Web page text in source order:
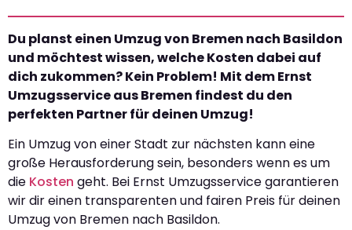
Du planst einen Umzug von Bremen nach Basildon
und möchtest wissen, welche Kosten dabei auf
dich zukommen? Kein Problem! Mit dem Ernst
Umzugsservice aus Bremen findest du den
perfekten Partner für deinen Umzug!
Ein Umzug von einer Stadt zur nächsten kann eine
große Herausforderung sein, besonders wenn es um
die Kosten geht. Bei Ernst Umzugsservice garantieren
wir dir einen transparenten und fairen Preis für deinen
Umzug von Bremen nach Basildon.